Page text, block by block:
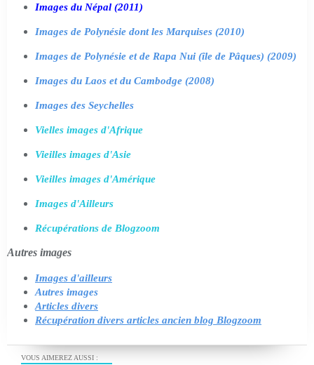
VOUS AIMEREZ AUSSI :
Images du Népal (2011)
Images de Polynésie dont les Marquises (2010)
Images de Polynésie et de Rapa Nui (île de Pâques) (2009)
Images du Laos et du Cambodge (2008)
Images des Seychelles
Vielles images d'Afrique
Vieilles images d'Asie
Vieilles images d'Amérique
Images d'Ailleurs
Récupérations de Blogzoom
Autres images
Images d'ailleurs
Autres images
Articles divers
Récupération divers articles ancien blog Blogzoom